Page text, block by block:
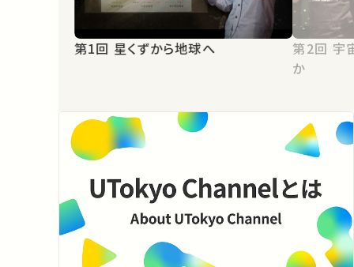
第1回 星くずから地球へ
第2回 宇宙になぜ我々が存在するの
か